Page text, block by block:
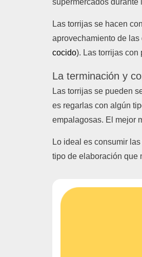
supermercados durante
Las torrijas se hacen
aprovechamiento de
cocido). Las torrijas con
La terminación y
Las torrijas se pueden
es regarlas con algún
empalagosas. El mejor
Lo ideal es consumir
tipo de elaboración que